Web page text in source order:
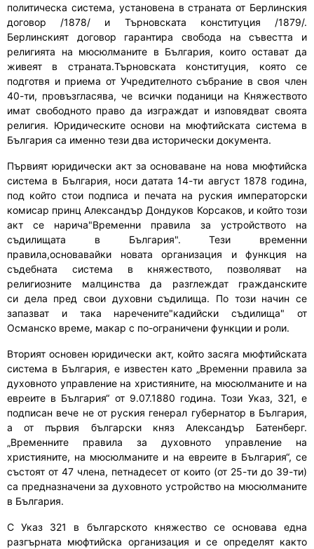
политическа система, установена в страната от Берлинския
договор /1878/ и Търновската конституция /1879/.
Берлинският договор гарантира свобода на съвестта и
религията на мюсюлманите в България, които остават да
живеят в страната.Търновската конституция, която се
подготвя и приема от Учредителното събрание в своя член
40-ти, провъзгласява, че всички поданици на Княжеството
имат свободното право да изграждат и изповядват своята
религия. Юридическите основи на мюфтийската система в
България са именно тези два исторически документа.
Първият юридически акт заосноваване на нова мюфтийска
система в България, носи датата 14-ти август 1878 година,
под който стои подписа и печата на руския императорски
комисар принц Александър Дондуков Корсаков, и който този
акт се нарича"Временни правила за устройството на
съдилищата в България". Тези временни
правила,основавайки новата организация и функция на
съдебната система в княжеството, позволяват на
религиозните малцинства да разглеждат гражданските
си дела пред свои духовни съдилища. По този начин се
запазват и така наречените"кадийски съдилища" от
Османско време, макар с по-ограничени функции и роли.
Вторият основен юридически акт, който засяга мюфтийската
система в България, еизвестен като „Временни правила за
духовното управление на християните, на мюсюлманите и на
евреите в България“ от 9.07.1880 година. Този Указ, 321, е
подписан вече не от руския генерал губернатор в България,
а от първия български княз Александър Батенберг.
„Временните правила за духовното управление на
християните, на мюсюлманите и на евреите в България“, се
състоят от 47 члена, петнадесет от които (от 25-ти до 39-ти)
са предназначениза духовното устройство на мюсюлманите
в България.
С Указ 321 в българското княжество се основава една
разгърната мюфтийска организация и се определят както